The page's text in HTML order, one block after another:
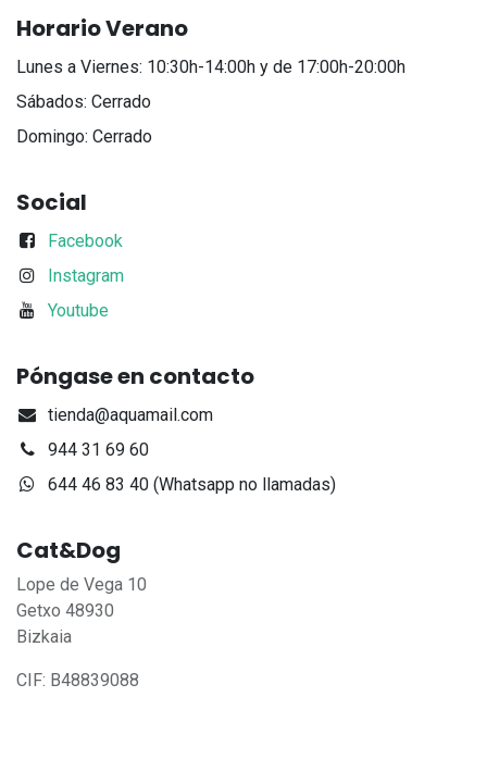
Horario Verano
Lunes a Viernes: 10:30h-14:00h y de 17:00h-20:00h
Sábados: Cerrado
Domingo: Cerrado
Social
Facebook
Instagram
Youtube
Póngase en contacto
tienda@aquamail.com
944 31 69 60
644 46 83 40 (Whatsapp no llamadas)
Cat&Dog
Lope de Vega 10
Getxo 48930
Bizkaia
CIF: B48839088